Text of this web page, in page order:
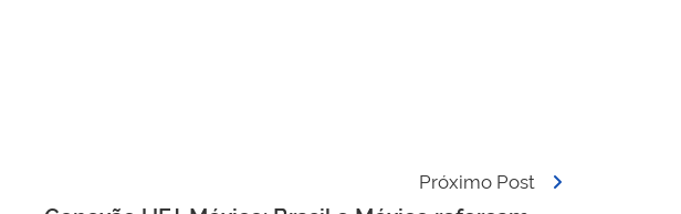
Próximo Post